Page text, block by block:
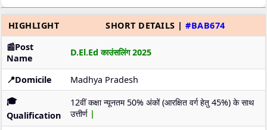
HIGHLIGHT SHORT DETAILS |#BAB674
📰Post
Name
D.El.Ed काउंसलिंग 2025
📍Domicile
Madhya Pradesh
🎓
Qualification
12वीं कक्षा न्यूनतम 50% अंकों (आरक्षित वर्ग हेतु 45%) के साथ
उत्तीर्ण |